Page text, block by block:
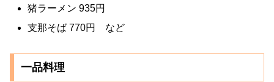
猪ラーメン 935円
支那そば 770円 など
一品料理